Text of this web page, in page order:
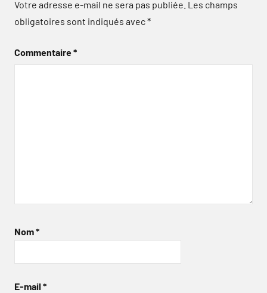
Votre adresse e-mail ne sera pas publiée. Les champs
obligatoires sont indiqués avec*
Commentaire*
Nom*
E-mail *